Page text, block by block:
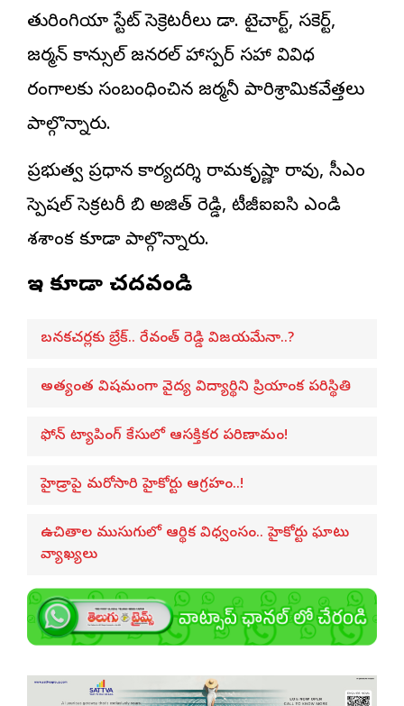
తురింగియా స్టేట్ సెక్రెటరీలు డా. టైచార్ట్, సకెర్ట్,
జర్మన్ కాన్సుల్ జనరల్ హాస్పర్ సహా వివిధ
రంగాలకు సంబంధించిన జర్మనీ పారిశ్రామికవేత్తలు
పాల్గొన్నారు.
ప్రభుత్వ ప్రధాన కార్యదర్శి రామకృష్ణా రావు, సీఎం
స్పెషల్ సెక్రటరీ బి అజిత్ రెడ్డి, టీజీఐఐసి ఎండి
శశాంక కూడా పాల్గొన్నారు.
ఇవి కూడా చదవండి
బనకచర్లకు బ్రేక్.. రేవంత్ రెడ్డి విజయమేనా..?
అత్యంత విషమంగా వైద్య విద్యార్థిని ప్రియాంక పరిస్థితి
ఫోన్ ట్యాపింగ్ కేసులో ఆసక్తికర పరిణామం!
హైడ్రాపై మరోసారి హైకోర్టు ఆగ్రహం..!
ఉచితాల ముసుగులో ఆర్థిక విధ్వంసం.. హైకోర్టు ఘాటు
వ్యాఖ్యలు